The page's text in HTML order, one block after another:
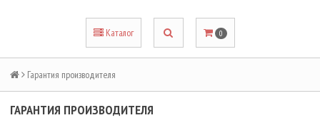
Каталог 0
Гарантия производителя
ГАРАНТИЯ ПРОИЗВОДИТЕЛЯ